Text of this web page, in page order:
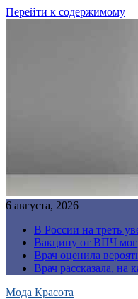
Перейти к содержимому
6 августа, 2026
В России на треть
Вакцину от ВПЧ
Врач оценила
Врач рассказала, на
Мода Красота